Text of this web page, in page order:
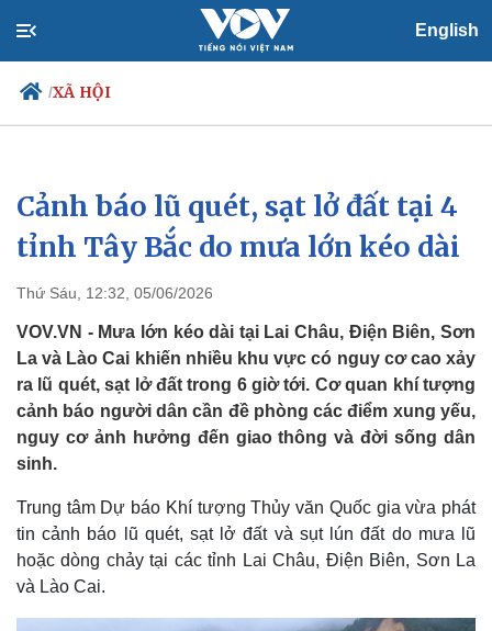
English
/XÃ HỘI
Chính trị
Đảng
Tổ chức nhân sự
Nhận diện sự thật
Xã hội
Tin 24h
Dự báo thời tiết
Việc làm
Biển đảo
Cảnh báo lũ quét, sạt lở đất tại 4
tỉnh Tây Bắc do mưa lớn kéo dài
Thứ Sáu, 12:32, 05/06/2026
VOV.VN - Mưa lớn kéo dài tại Lai Châu, Điện Biên, Sơn
La và Lào Cai khiến nhiều khu vực có nguy cơ cao xảy
ra lũ quét, sạt lở đất trong 6 giờ tới. Cơ quan khí tượng
cảnh báo người dân cần đề phòng các điểm xung yếu,
nguy cơ ảnh hưởng đến giao thông và đời sống dân
sinh.
Trung tâm Dự báo Khí tượng Thủy văn Quốc gia vừa phát
tin cảnh báo lũ quét, sạt lở đất và sụt lún đất do mưa lũ
hoặc dòng chảy tại các tỉnh Lai Châu, Điện Biên, Sơn La
và Lào Cai.